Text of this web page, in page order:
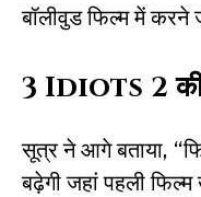
बॉलीवुड फिल्म में करने
3 Idiots 2 की
सूत्र ने आगे बताया,
बढ़ेगी जहां पहली